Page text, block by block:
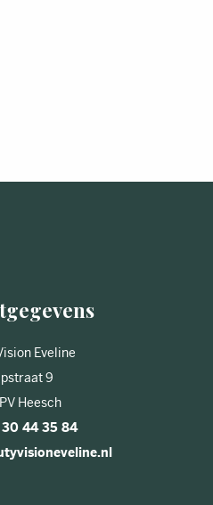
Eveline
9
Heesch
30 44 35 84